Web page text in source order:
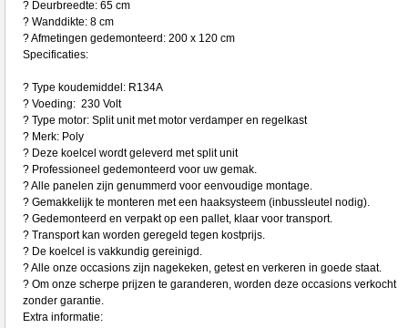
? Deurbreedte: 65 cm
? Wanddikte: 8 cm
? Afmetingen gedemonteerd: 200 x 120 cm
Specificaties:
? Type koudemiddel: R134A
? Voeding: 230 Volt
? Type motor: Split unit met motor verdamper en regelkast
? Merk: Poly
? Deze koelcel wordt geleverd met split unit
? Professioneel gedemonteerd voor uw gemak.
? Alle panelen zijn genummerd voor eenvoudige montage.
? Gemakkelijk te monteren met een haaksysteem (inbussleutel nodig).
? Gedemonteerd en verpakt op een pallet, klaar voor transport.
? Transport kan worden geregeld tegen kostprijs.
? De koelcel is vakkundig gereinigd.
? Alle onze occasions zijn nagekeken, getest en verkeren in goede staat.
? Om onze scherpe prijzen te garanderen, worden deze occasions verkocht
zonder garantie.
Extra informatie: